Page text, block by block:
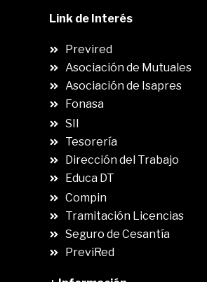
Link de Interés
Previred
Asociación de Mutuales
Asociación de Isapres
Fonasa
SII
Tesorería
Dirección del Trabajo
Educa DT
Compin
Tramitación Licencias
Seguro de Cesantía
PreviRed